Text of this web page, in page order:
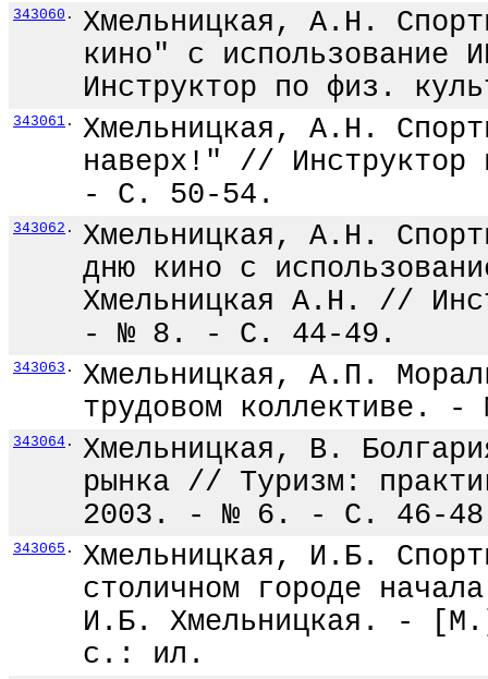
343060 .
Хмельницкая, А.Н.
кино" с
Инструктор по физ.
343061 .
Хмельницкая, А.Н.
наверх!" //
- С. 50-54.
343062 .
Хмельницкая, А.Н.
дню кино с
Хмельницкая А.Н. //
- № 8. - С. 44-49.
343063 .
Хмельницкая, А.П.
трудовом
343064 .
Хмельницкая, В.
рынка // Туризм:
2003. - № 6. - С. 46-
343065 .
Хмельницкая, И.Б.
столичном городе
И.Б. Хмельницкая. -
с.: ил.